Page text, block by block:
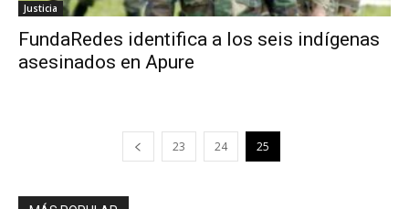
Justicia
FundaRedes identifica a los seis indígenas
asesinados en Apure
23 24 25